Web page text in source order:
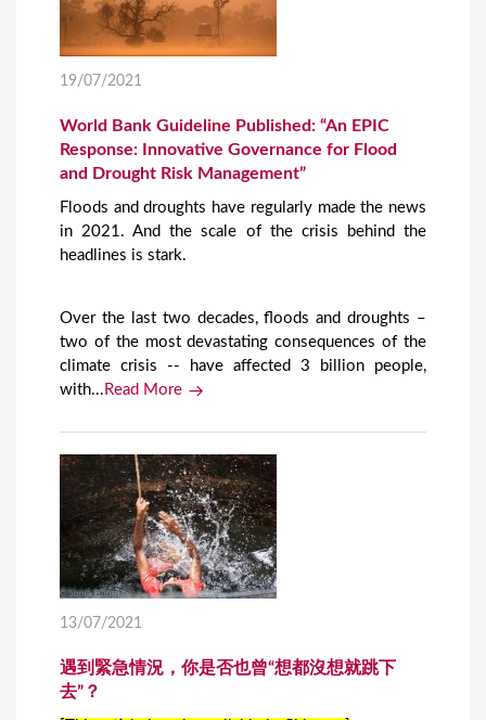
19/07/2021
World Bank Guideline Published: “An EPIC
Response: Innovative Governance for Flood
and Drought Risk Management”
Floods and droughts have regularly made the news
in 2021. And the scale of the crisis behind the
headlines is stark.
Over the last two decades, floods and droughts –
two of the most devastating consequences of the
climate crisis -- have affected 3 billion people,
with... Read More
13/07/2021
遇到緊急情況，你是否也曾“想都沒想就跳下
去”？